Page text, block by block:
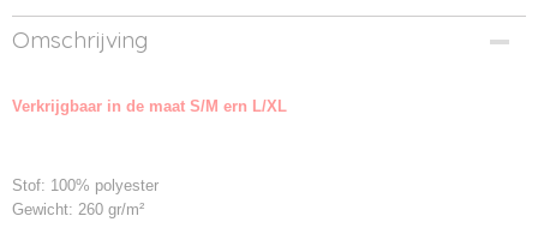
Productcode
BD862-1
LP5002
Omschrijving
Verkrijgbaar in de maat S/M ern L/XL
Stof: 100% polyester
Gewicht: 260 gr/m²